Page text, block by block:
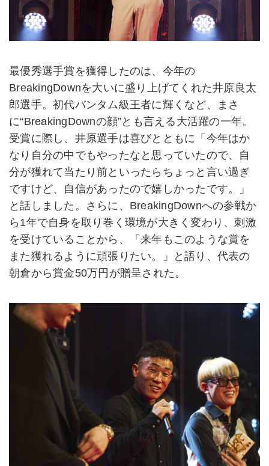
最優秀選手賞を獲得したのは、今年の
BreakingDownを大いに盛り上げてくれた井原良太
郎選手。初代バンタム級王者に輝くなど、まさ
に“BreakingDownの顔”とも言える大活躍の一年。
受賞に際し、井原選手は喜びとともに「今年はか
なり自分の中でもやったなと思っていたので、自
分が獲れて当たり前といったらちょっと言い過ぎ
ですけど、自信があったので嬉しかったです。」
と話しました。さらに、BreakingDownへの参戦か
ら1年で自身を取り巻く環境が大きく変わり、刺激
を受けていることから、「来年もこのような賞を
また獲れるように頑張りたい。」と語り、代表の
朝倉から賞金50万円が贈呈された。